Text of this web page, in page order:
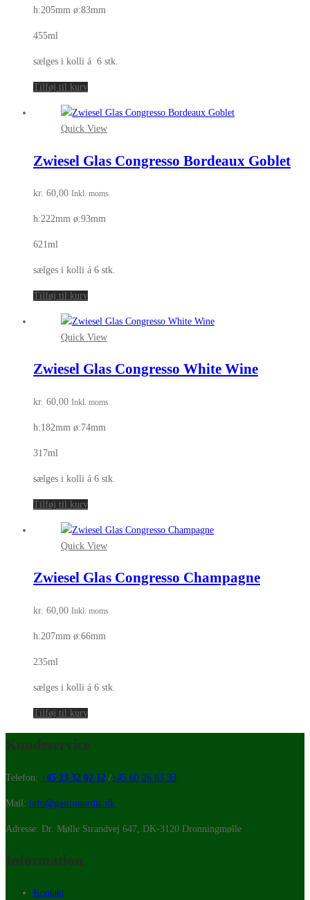
h:205mm ø:83mm
455ml
sælges i kolli á 6 stk.
Tilføj til kurv
Quick View
Zwiesel Glas Congresso Bordeaux Goblet
kr. 60,00 Inkl. moms
h:222mm ø:93mm
621ml
sælges i kolli á 6 stk.
Tilføj til kurv
Quick View
Zwiesel Glas Congresso White Wine
kr. 60,00 Inkl. moms
h:182mm ø:74mm
317ml
sælges i kolli á 6 stk.
Tilføj til kurv
Quick View
Zwiesel Glas Congresso Champagne
kr. 60,00 Inkl. moms
h:207mm ø:66mm
235ml
sælges i kolli á 6 stk.
Tilføj til kurv
Kundeservice
Telefon: +45 23 32 02 12 /+45 60 26 63 33
Mail: info@gastronordic.dk
Adresse: Dr. Mølle Strandvej 647, DK-3120 Dronningmølle
Information
Kontakt